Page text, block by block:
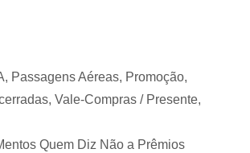
, Passagens Aéreas, Promoção,
, Vale-Compras / Presente,
Quem Diz Não a Prêmios